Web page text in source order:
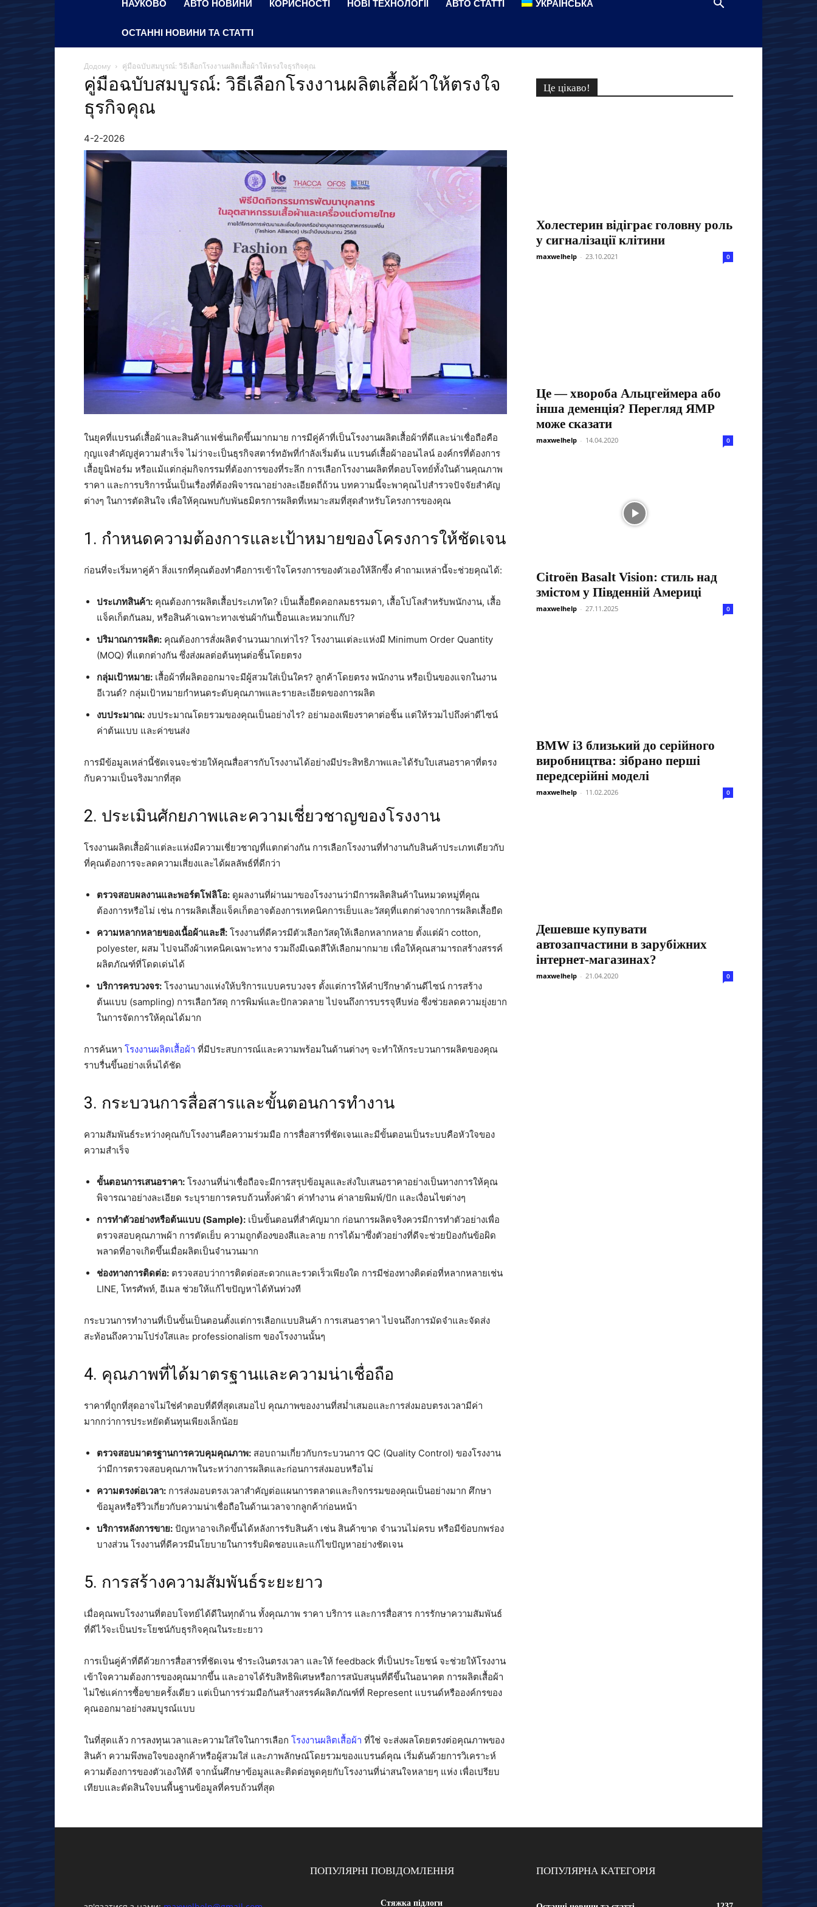
НАУКОВО АВТО НОВИНИ КОРИСНОСТІ НОВІ ТЕХНОЛОГІЇ АВТО СТАТТІ УКРАЇНСЬКА
ОСТАННІ НОВИНИ ТА СТАТТІ
Додому คู่มือฉบับสมบูรณ์: วิธีเลือกโรงงานผลิตเสื้อผ้าให้ตรงใจธุรกิจคุณ
คู่มือฉบับสมบูรณ์: วิธีเลือกโรงงานผลิตเสื้อผ้าให้ตรงใจ
ธุรกิจคุณ
4-2-2026
ในยุคที่แบรนด์เสื้อผ้าและสินค้าแฟชั่นเกิดขึ้นมากมาย การมีคู่ค้าที่เป็นโรงงานผลิตเสื้อผ้าที่ดีและน่าเชื่อถือคือ
กุญแจสำคัญสู่ความสำเร็จ ไม่ว่าจะเป็นธุรกิจสตาร์ทอัพที่กำลังเริ่มต้น แบรนด์เสื้อผ้าออนไลน์ องค์กรที่ต้องการ
เสื้อยูนิฟอร์ม หรือแม้แต่กลุ่มกิจกรรมที่ต้องการของที่ระลึก การเลือกโรงงานผลิตที่ตอบโจทย์ทั้งในด้านคุณภาพ
ราคา และการบริการนั้นเป็นเรื่องที่ต้องพิจารณาอย่างละเอียดถี่ถ้วน บทความนี้จะพาคุณไปสำรวจปัจจัยสำคัญ
ต่างๆ ในการตัดสินใจ เพื่อให้คุณพบกับพันธมิตรการผลิตที่เหมาะสมที่สุดสำหรับโครงการของคุณ
1. กำหนดความต้องการและเป้าหมายของโครงการให้ชัดเจน
ก่อนที่จะเริ่มหาคู่ค้า สิ่งแรกที่คุณต้องทำคือการเข้าใจโครงการของตัวเองให้ลึกซึ้ง คำถามเหล่านี้จะช่วยคุณได้:
ประเภทสินค้า: คุณต้องการผลิตเสื้อประเภทใด? เป็นเสื้อยืดคอกลมธรรมดา, เสื้อโปโลสำหรับพนักงาน, เสื้อ
แจ็คเก็ตกันลม, หรือสินค้าเฉพาะทางเช่นผ้ากันเปื้อนและหมวกแก๊ป?
ปริมาณการผลิต: คุณต้องการสั่งผลิตจำนวนมากเท่าไร? โรงงานแต่ละแห่งมี Minimum Order Quantity
(MOQ) ที่แตกต่างกัน ซึ่งส่งผลต่อต้นทุนต่อชิ้นโดยตรง
กลุ่มเป้าหมาย: เสื้อผ้าที่ผลิตออกมาจะมีผู้สวมใส่เป็นใคร? ลูกค้าโดยตรง พนักงาน หรือเป็นของแจกในงาน
อีเวนต์? กลุ่มเป้าหมายกำหนดระดับคุณภาพและรายละเอียดของการผลิต
งบประมาณ: งบประมาณโดยรวมของคุณเป็นอย่างไร? อย่ามองเพียงราคาต่อชิ้น แต่ให้รวมไปถึงค่าดีไซน์
ค่าต้นแบบ และค่าขนส่ง
การมีข้อมูลเหล่านี้ชัดเจนจะช่วยให้คุณสื่อสารกับโรงงานได้อย่างมีประสิทธิภาพและได้รับใบเสนอราคาที่ตรง
กับความเป็นจริงมากที่สุด
2. ประเมินศักยภาพและความเชี่ยวชาญของโรงงาน
โรงงานผลิตเสื้อผ้าแต่ละแห่งมีความเชี่ยวชาญที่แตกต่างกัน การเลือกโรงงานที่ทำงานกับสินค้าประเภทเดียวกับ
ที่คุณต้องการจะลดความเสี่ยงและได้ผลลัพธ์ที่ดีกว่า
ตรวจสอบผลงานและพอร์ตโฟลิโอ: ดูผลงานที่ผ่านมาของโรงงานว่ามีการผลิตสินค้าในหมวดหมู่ที่คุณ
ต้องการหรือไม่ เช่น การผลิตเสื้อแจ็คเก็ตอาจต้องการเทคนิคการเย็บและวัสดุที่แตกต่างจากการผลิตเสื้อยืด
ความหลากหลายของเนื้อผ้าและสี: โรงงานที่ดีควรมีตัวเลือกวัสดุให้เลือกหลากหลาย ตั้งแต่ผ้า cotton,
polyester, ผสม ไปจนถึงผ้าเทคนิคเฉพาะทาง รวมถึงมีเฉดสีให้เลือกมากมาย เพื่อให้คุณสามารถสร้างสรรค์
ผลิตภัณฑ์ที่โดดเด่นได้
บริการครบวงจร: โรงงานบางแห่งให้บริการแบบครบวงจร ตั้งแต่การให้คำปรึกษาด้านดีไซน์ การสร้าง
ต้นแบบ (sampling) การเลือกวัสดุ การพิมพ์และปักลวดลาย ไปจนถึงการบรรจุหีบห่อ ซึ่งช่วยลดความยุ่งยาก
ในการจัดการให้คุณได้มาก
การค้นหา โรงงานผลิตเสื้อผ้า ที่มีประสบการณ์และความพร้อมในด้านต่างๆ จะทำให้กระบวนการผลิตของคุณ
ราบรื่นขึ้นอย่างเห็นได้ชัด
3. กระบวนการสื่อสารและขั้นตอนการทำงาน
ความสัมพันธ์ระหว่างคุณกับโรงงานคือความร่วมมือ การสื่อสารที่ชัดเจนและมีขั้นตอนเป็นระบบคือหัวใจของ
ความสำเร็จ
ขั้นตอนการเสนอราคา: โรงงานที่น่าเชื่อถือจะมีการสรุปข้อมูลและส่งใบเสนอราคาอย่างเป็นทางการให้คุณ
พิจารณาอย่างละเอียด ระบุรายการครบถ้วนทั้งค่าผ้า ค่าทำงาน ค่าลายพิมพ์/ปัก และเงื่อนไขต่างๆ
การทำตัวอย่างหรือต้นแบบ (Sample): เป็นขั้นตอนที่สำคัญมาก ก่อนการผลิตจริงควรมีการทำตัวอย่างเพื่อ
ตรวจสอบคุณภาพผ้า การตัดเย็บ ความถูกต้องของสีและลาย การได้มาซึ่งตัวอย่างที่ดีจะช่วยป้องกันข้อผิด
พลาดที่อาจเกิดขึ้นเมื่อผลิตเป็นจำนวนมาก
ช่องทางการติดต่อ: ตรวจสอบว่าการติดต่อสะดวกและรวดเร็วเพียงใด การมีช่องทางติดต่อที่หลากหลายเช่น
LINE, โทรศัพท์, อีเมล ช่วยให้แก้ไขปัญหาได้ทันท่วงที
กระบวนการทำงานที่เป็นขั้นเป็นตอนตั้งแต่การเลือกแบบสินค้า การเสนอราคา ไปจนถึงการมัดจำและจัดส่ง
สะท้อนถึงความโปร่งใสและ professionalism ของโรงงานนั้นๆ
4. คุณภาพที่ได้มาตรฐานและความน่าเชื่อถือ
ราคาที่ถูกที่สุดอาจไม่ใช่คำตอบที่ดีที่สุดเสมอไป คุณภาพของงานที่สม่ำเสมอและการส่งมอบตรงเวลามีค่า
มากกว่าการประหยัดต้นทุนเพียงเล็กน้อย
ตรวจสอบมาตรฐานการควบคุมคุณภาพ: สอบถามเกี่ยวกับกระบวนการ QC (Quality Control) ของโรงงาน
ว่ามีการตรวจสอบคุณภาพในระหว่างการผลิตและก่อนการส่งมอบหรือไม่
ความตรงต่อเวลา: การส่งมอบตรงเวลาสำคัญต่อแผนการตลาดและกิจกรรมของคุณเป็นอย่างมาก ศึกษา
ข้อมูลหรือรีวิวเกี่ยวกับความน่าเชื่อถือในด้านเวลาจากลูกค้าก่อนหน้า
บริการหลังการขาย: ปัญหาอาจเกิดขึ้นได้หลังการรับสินค้า เช่น สินค้าขาด จำนวนไม่ครบ หรือมีข้อบกพร่อง
บางส่วน โรงงานที่ดีควรมีนโยบายในการรับผิดชอบและแก้ไขปัญหาอย่างชัดเจน
5. การสร้างความสัมพันธ์ระยะยาว
เมื่อคุณพบโรงงานที่ตอบโจทย์ได้ดีในทุกด้าน ทั้งคุณภาพ ราคา บริการ และการสื่อสาร การรักษาความสัมพันธ์
ที่ดีไว้จะเป็นประโยชน์กับธุรกิจคุณในระยะยาว
การเป็นคู่ค้าที่ดีด้วยการสื่อสารที่ชัดเจน ชำระเงินตรงเวลา และให้ feedback ที่เป็นประโยชน์ จะช่วยให้โรงงาน
เข้าใจความต้องการของคุณมากขึ้น และอาจได้รับสิทธิพิเศษหรือการสนับสนุนที่ดีขึ้นในอนาคต การผลิตเสื้อผ้า
ไม่ใช่แค่การซื้อขายครั้งเดียว แต่เป็นการร่วมมือกันสร้างสรรค์ผลิตภัณฑ์ที่ Represent แบรนด์หรือองค์กรของ
คุณออกมาอย่างสมบูรณ์แบบ
ในที่สุดแล้ว การลงทุนเวลาและความใส่ใจในการเลือก โรงงานผลิตเสื้อผ้า ที่ใช่ จะส่งผลโดยตรงต่อคุณภาพของ
สินค้า ความพึงพอใจของลูกค้าหรือผู้สวมใส่ และภาพลักษณ์โดยรวมของแบรนด์คุณ เริ่มต้นด้วยการวิเคราะห์
ความต้องการของตัวเองให้ดี จากนั้นศึกษาข้อมูลและติดต่อพูดคุยกับโรงงานที่น่าสนใจหลายๆ แห่ง เพื่อเปรียบ
เทียบและตัดสินใจบนพื้นฐานข้อมูลที่ครบถ้วนที่สุด
Це цікаво!
Холестерин відіграє головну роль
у сигналізації клітини
maxwelhelp - 23.10.2021 0
Це — хвороба Альцгеймера або
інша деменція? Перегляд ЯМР
може сказати
maxwelhelp - 14.04.2020 0
Citroën Basalt Vision: стиль над
змістом у Південній Америці
maxwelhelp - 27.11.2025 0
BMW i3 близький до серійного
виробництва: зібрано перші
передсерійні моделі
maxwelhelp - 11.02.2026 0
Дешевше купувати
автозапчастини в зарубіжних
інтернет-магазинах?
maxwelhelp - 21.04.2020 0
ПОПУЛЯРНІ ПОВІДОМЛЕННЯ
Стяжка підлоги
ПОПУЛЯРНА КАТЕГОРІЯ